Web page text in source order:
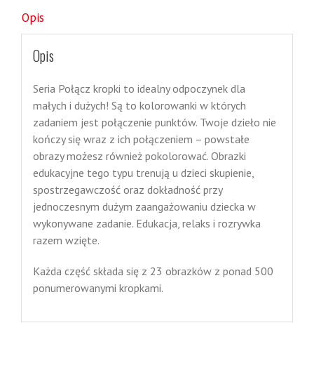
Opis
Opis
Seria Połącz kropki to idealny odpoczynek dla
małych i dużych! Są to kolorowanki w których
zadaniem jest połączenie punktów. Twoje dzieło nie
kończy się wraz z ich połączeniem – powstałe
obrazy możesz również pokolorować. Obrazki
edukacyjne tego typu trenują u dzieci skupienie,
spostrzegawczość oraz dokładność przy
jednoczesnym dużym zaangażowaniu dziecka w
wykonywane zadanie. Edukacja, relaks i rozrywka
razem wzięte.
Każda część składa się z 23 obrazków z ponad 500
ponumerowanymi kropkami.